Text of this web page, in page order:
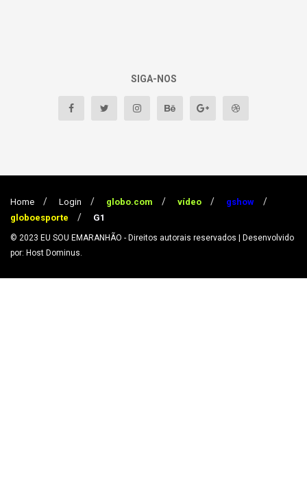
SIGA-NOS
Home Login globo.com vídeo
gshow
globoesporte
G1
© 2023 EU SOU EMARANHÃO - Direitos autorais reservados | Desenvolvido
por: Host Dominus.